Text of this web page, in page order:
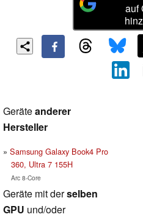
auf
Geräteanderer
Hersteller
Samsung Galaxy Book4 Pro
360, Ultra 7 155H
Arc 8-Core
Geräte mit derselben
GPU und/oder